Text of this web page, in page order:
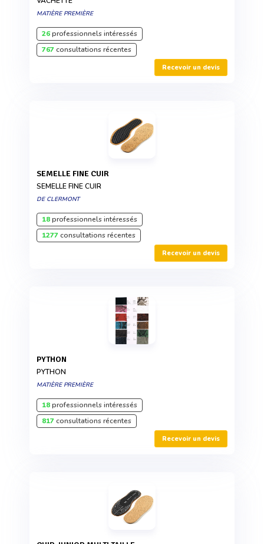
MATIÈRE PREMIÈRE
26professionnels intéressés
767consultations récentes
Recevoir un devis
SEMELLE FINE CUIR
SEMELLE FINE CUIR
DE CLERMONT
18professionnels intéressés
1277consultations récentes
Recevoir un devis
PYTHON
PYTHON
MATIÈRE PREMIÈRE
18professionnels intéressés
817consultations récentes
Recevoir un devis